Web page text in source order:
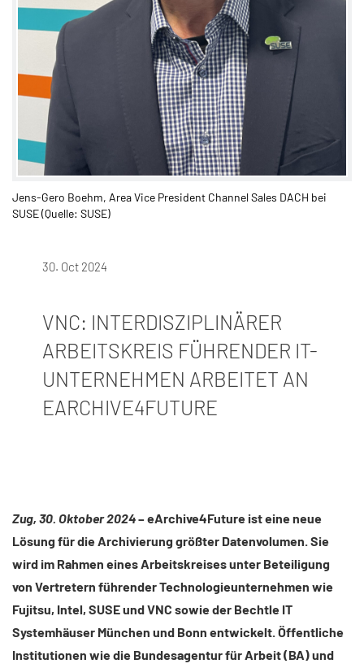
Jens-Gero Boehm, Area Vice President Channel Sales DACH bei
SUSE (Quelle: SUSE)
30. Oct 2024
VNC: INTERDISZIPLINÄRER
ARBEITSKREIS FÜHRENDER IT-
UNTERNEHMEN ARBEITET AN
EARCHIVE4FUTURE
Zug, 30. Oktober 2024– eArchive4Future ist eine neue
Lösung für die Archivierung größter Datenvolumen. Sie
wird im Rahmen eines Arbeitskreises unter Beteiligung
von Vertretern führender Technologieunternehmen wie
Fujitsu, Intel, SUSE und VNC sowie der Bechtle IT
Systemhäuser München und Bonn entwickelt. Öffentliche
Institutionen wie die Bundesagentur für Arbeit (BA) und